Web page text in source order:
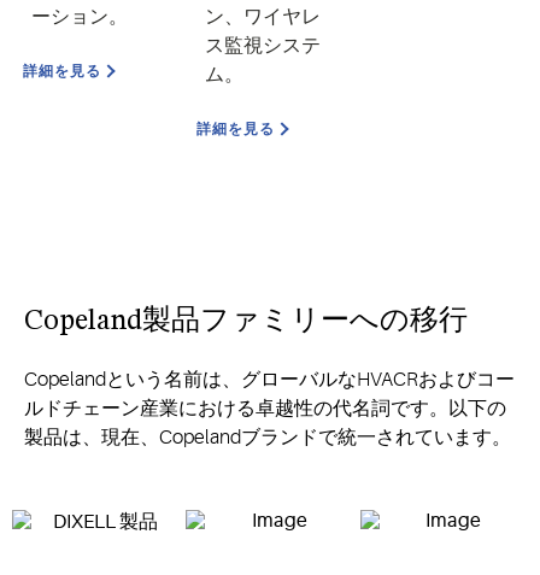
ーション。
詳細を見る
ン、ワイヤレ
ス監視システ
ム。
詳細を見る
Copeland製品ファミリーへの移行
Copelandという名前は、グローバルなHVACRおよびコー
ルドチェーン産業における卓越性の代名詞です。以下の
製品は、現在、Copelandブランドで統一されています。